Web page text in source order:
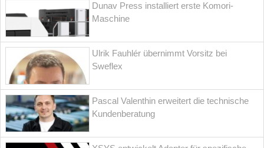
Dunav Press installiert erste Komori-
Maschine
Ulrik Fauhlér übernimmt Vorsitz bei
Sweflex
Pascal Valenthin erweitert die technische
Kundenberatung